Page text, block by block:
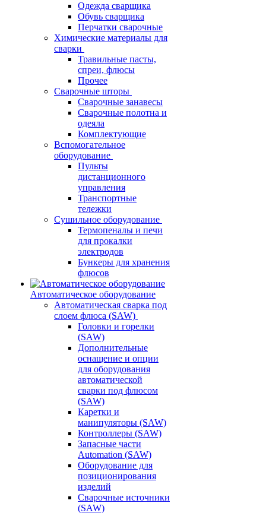
Одежда сварщика
Обувь сварщика
Перчатки сварочные
Химические материалы для
сварки
Травильные пасты,
спреи, флюсы
Прочее
Сварочные шторы
Сварочные занавесы
Сварочные полотна и
одеяла
Комплектующие
Вспомогательное
оборудование
Пульты
дистанционного
управления
Транспортные
тележки
Сушильное оборудование
Термопеналы и печи
для прокалки
электродов
Бункеры для хранения
флюсов
Автоматическое оборудование
Автоматическая сварка под
слоем флюса (SAW)
Головки и горелки
(SAW)
Дополнительные
оснащение и опции
для оборудования
автоматической
сварки под флюсом
(SAW)
Каретки и
манипуляторы (SAW)
Контроллеры (SAW)
Запасные части
Automation (SAW)
Оборудование для
позиционирования
изделий
Сварочные источники
(SAW)